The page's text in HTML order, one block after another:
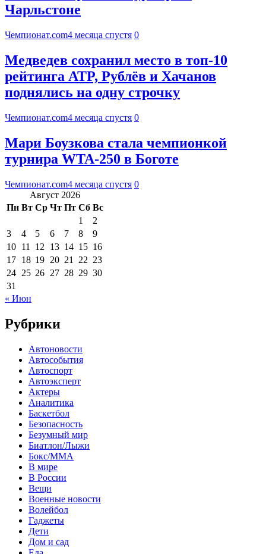
Чарльстоне
Чемпионат.com4 месяца спустя 0
Медведев сохранил место в топ-10
рейтинга ATP, Рублёв и Хачанов
поднялись на одну строчку
Чемпионат.com4 месяца спустя 0
Мари Боузкова стала чемпионкой
турнира WTA-250 в Боготе
Чемпионат.com4 месяца спустя 0
Август 2026
Пн Вт Ср Чт Пт Сб Вс
1
2
3
4 5 6 7 8
9
10 11 12 13 14 15 16
17 18 19 20 21 22 23
24 25 26 27 28 29 30
31
« Июн
Рубрики
Автоновости
Автособытия
Автоспорт
Автоэксперт
Актеры
Аналитика
Баскетбол
Безопасность
Безумный мир
Биатлон/Лыжи
Бокс/MMA
В мире
В России
Вещи
Военные новости
Волейбол
Гаджеты
Дети
Дом и сад